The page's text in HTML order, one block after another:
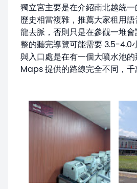
獨立宮主要是在介紹南北越統
歷史相當複雜，推薦大家租用
龍去脈，否則只是在參觀一堆
整的聽完導覽可能需要 3.5-4.0
與入口處是在有一個大噴水池
Maps 提供的路線完全不同，千